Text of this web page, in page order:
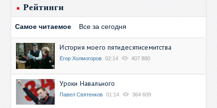
Рейтинги
Самое читаемое Все за сегодня
История моего пятидесятисемитства
Егор Холмогоров 02:14 407 880
Уроки Навального
Павел Святенков 01:14 364 609